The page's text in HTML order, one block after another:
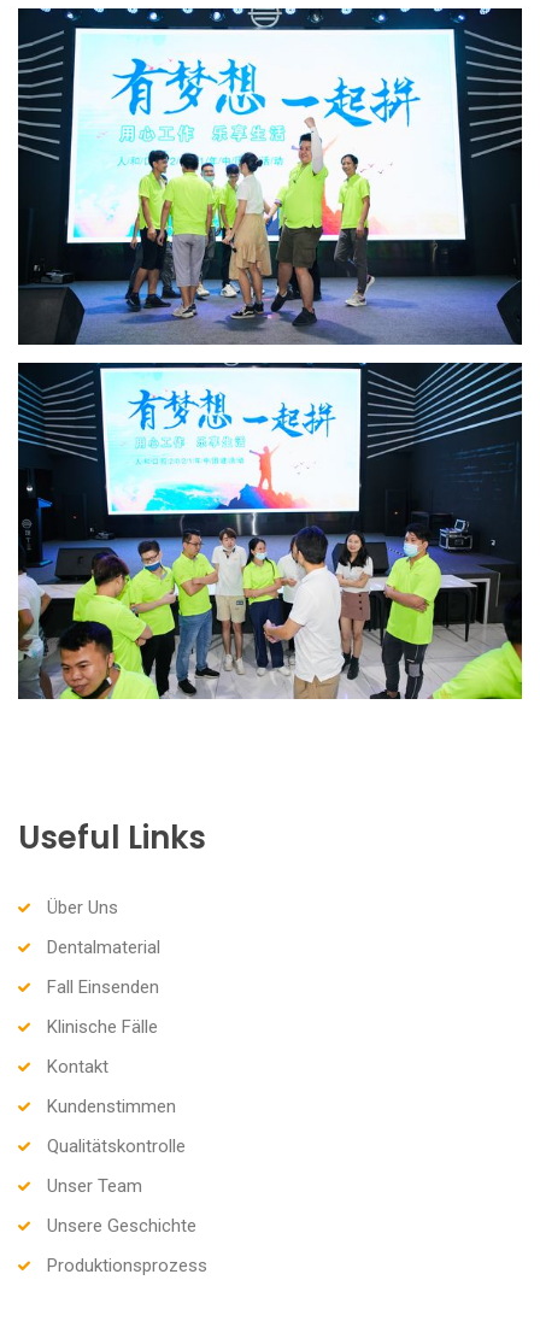
Useful Links
Über Uns
Dentalmaterial
Fall Einsenden
Klinische Fälle
Kontakt
Kundenstimmen
Qualitätskontrolle
Unser Team
Unsere Geschichte
Produktionsprozess